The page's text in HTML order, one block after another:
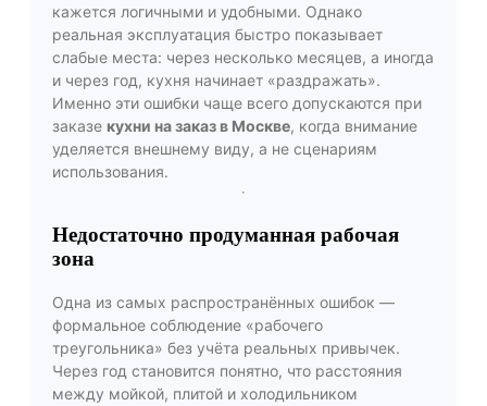
кажется логичными и удобными. Однако
реальная эксплуатация быстро показывает
слабые места: через несколько месяцев, а иногда
и через год, кухня начинает «раздражать».
Именно эти ошибки чаще всего допускаются при
заказе кухни на заказ в Москве, когда внимание
уделяется внешнему виду, а не сценариям
использования.
Недостаточно продуманная рабочая
зона
Одна из самых распространённых ошибок —
формальное соблюдение «рабочего
треугольника» без учёта реальных привычек.
Через год становится понятно, что расстояния
между мойкой, плитой и холодильником